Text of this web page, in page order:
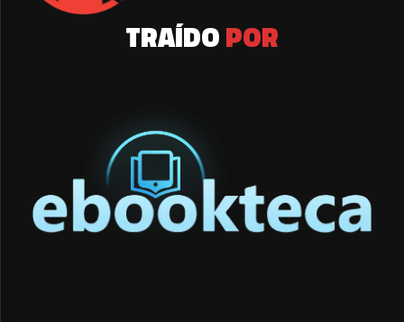
TRAÍDOPOR